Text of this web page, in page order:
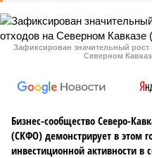
Зафиксирован значительный рост
Северном
Бизнес-сообщество Северо-
(СКФО) демонстрирует в этом
инвестиционной активности в